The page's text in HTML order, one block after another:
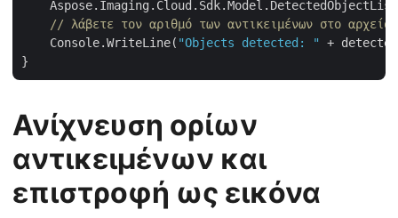
// λάβετε τον αριθμό των αντικειμένων στο αρχείο
    Console.WriteLine(
"Objects detected: "
+
Ανίχνευση ορίων
αντικειμένων και
επιστροφή ως εικόνα